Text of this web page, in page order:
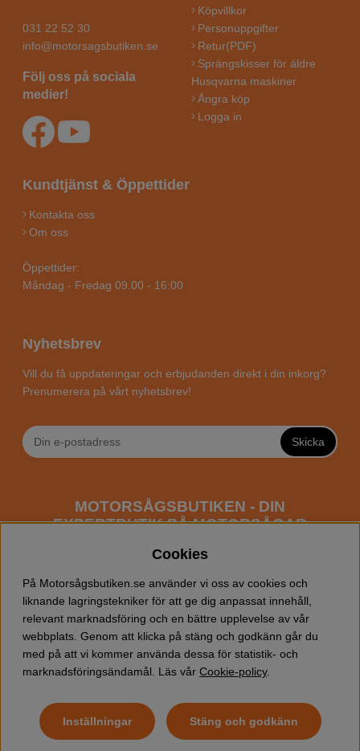
031 22 52 30
info@motorsagsbutiken.se
Följ oss på sociala
medier!
Köpvillkor
Personuppgifter
Retur(PDF)
Sprängskisser för äldre
Husqvarna maskiner
Ångra köp
Logga in
Kundtjänst & Öppettider
Kontakta oss
Om oss
Öppettider:
Måndag - Fredag 09.00 - 16:00
Nyhetsbrev
Vill du få uppdateringar och erbjudanden direkt i din inkorg?
Prenumerera på vårt nyhetsbrev!
Skicka
MOTORSÅGSBUTIKEN - DIN
EXPERTBUTIK PÅ MOTORSÅGAR
fokus mot entusiaster och professionella användare av
motorsågar. Vi erbjuder ett brett sortiment av
Husqvarna motorsågarsamt alla tänkbaratillbehör
du kan behöva vid trädfällning, gallring och allmän
skogsskötsel. Välkommen att handla din Husqvarna
motorsåg och tillbehör online hos oss!
Cookies
På Motorsågsbutiken.se använder vi oss av cookies och
liknande lagringstekniker för att ge dig anpassat innehåll,
relevant marknadsföring och en bättre upplevelse av vår
webbplats. Genom att klicka på stäng och godkänn går du
med på att vi kommer använda dessa för statistik- och
marknadsföringsändamål. Läs vår Cookie-policy.
Inställningar Stäng och godkänn